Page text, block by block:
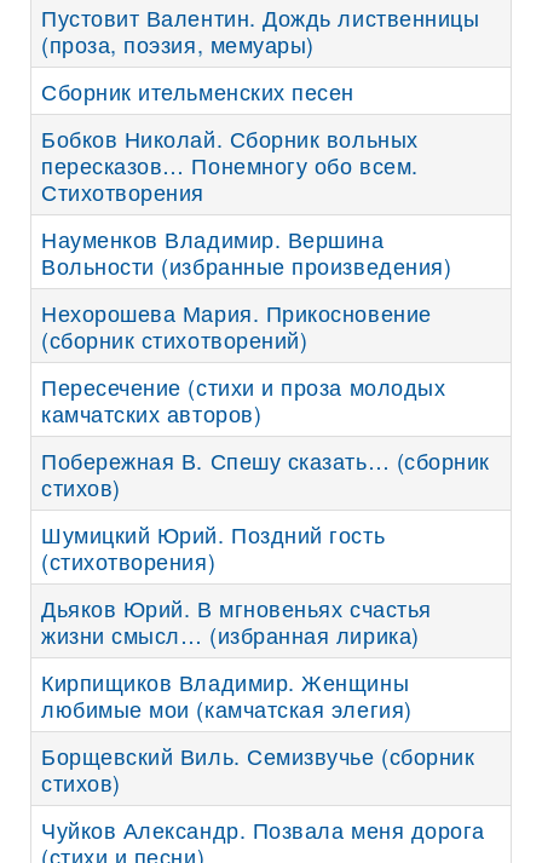
Пустовит Валентин. Дождь лиственницы
(проза, поэзия, мемуары)
Сборник ительменских песен
Бобков Николай. Сборник вольных
пересказов… Понемногу обо всем.
Стихотворения
Науменков Владимир. Вершина
Вольности (избранные произведения)
Нехорошева Мария. Прикосновение
(сборник стихотворений)
Пересечение (стихи и проза молодых
камчатских авторов)
Побережная В. Спешу сказать… (сборник
стихов)
Шумицкий Юрий. Поздний гость
(стихотворения)
Дьяков Юрий. В мгновеньях счастья
жизни смысл… (избранная лирика)
Кирпищиков Владимир. Женщины
любимые мои (камчатская элегия)
Борщевский Виль. Семизвучье (сборник
стихов)
Чуйков Александр. Позвала меня дорога
(стихи и песни)